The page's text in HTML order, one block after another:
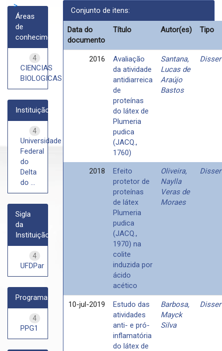
Conjunto de itens:
Data do
documento
Título Autor(es) Tipo
2016
Avaliação
da atividade
antidiarreica
de
proteínas
do látex de
Plumeria
pudica
(JACQ.,
1760)
Santana,
Lucas de
Araújo
Bastos
2018
Efeito
protetor de
proteínas
de látex
Plumeria
pudica
(JACQ.,
1970) na
colite
induzida por
ácido
acético
Oliveira,
Naylla
Veras de
Moraes
10-jul-2019
Estudo das
atividades
anti- e pró-
inflamatória
do látex de
Barbosa,
Mayck
Silva
>
Áreas
de
conhecimento
4
CIENCIAS
BIOLOGICAS
Instituição
4
Universidade
Federal
do
Delta
do ...
Sigla
da
Instituição
4
UFDPar
Programa
4
PPG1